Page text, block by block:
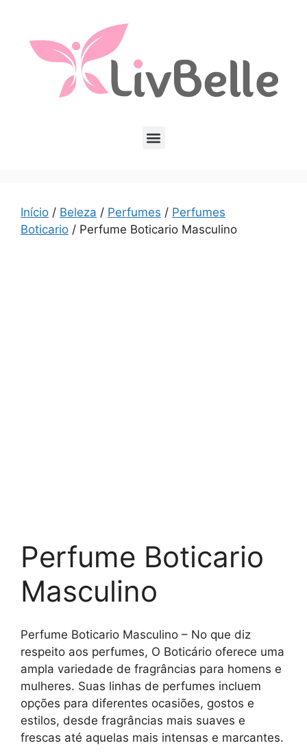
Início / Beleza / Perfumes / Perfumes
Boticario / Perfume Boticario Masculino
Perfume Boticario
Masculino
Perfume Boticario Masculino – No que diz
respeito aos perfumes, O Boticário oferece uma
ampla variedade de fragrâncias para homens e
mulheres. Suas linhas de perfumes incluem
opções para diferentes ocasiões, gostos e
estilos, desde fragrâncias mais suaves e
frescas até aquelas mais intensas e marcantes.